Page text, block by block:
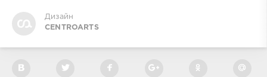
Дизайн
CENTROARTS